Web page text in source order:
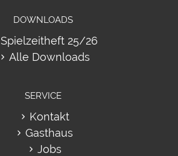
DOWNLOADS
Spielzeitheft 25/26
Alle Downloads
SERVICE
Kontakt
Gasthaus
Jobs